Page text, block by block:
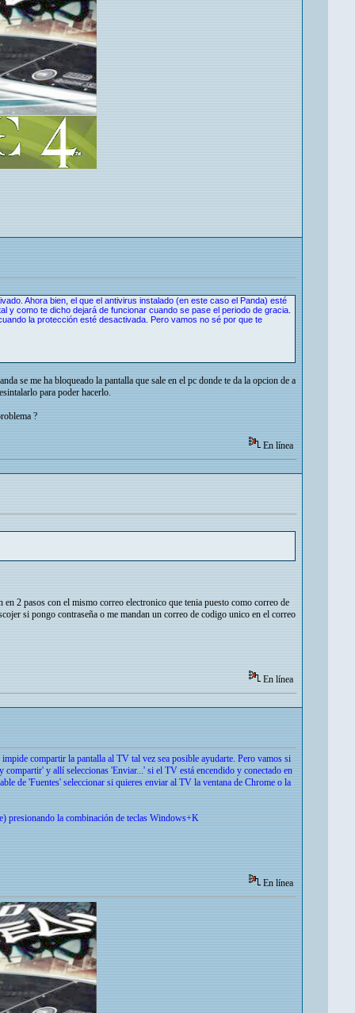
Ahora bien, el que el antivirus instalado (en este caso el Panda) esté
como te dicho dejará de funcionar cuando se pase el periodo de gracia.
la protección esté desactivada. Pero vamos no sé por que te
se me ha bloqueado la pantalla que sale en el pc donde te da la opcion de a
para poder hacerlo.
?
En línea
2 pasos con el mismo correo electronico que tenia puesto como correo de
si pongo contraseña o me mandan un correo de codigo unico en el correo
En línea
compartir la pantalla al TV tal vez sea posible ayudarte. Pero vamos si
y allí seleccionas 'Enviar...' si el TV está encendido y conectado en
de 'Fuentes' seleccionar si quieres enviar al TV la ventana de Chrome o la
presionando la combinación de teclas Windows+K
En línea